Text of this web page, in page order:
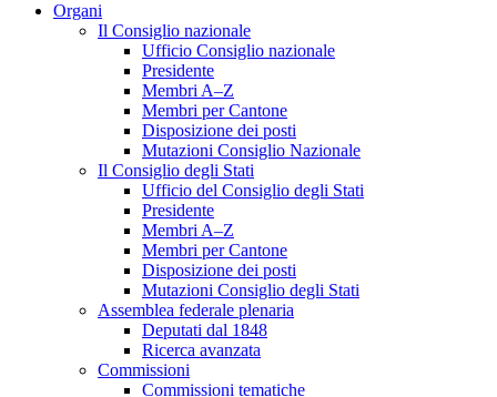
Organi
Il Consiglio nazionale
Ufficio Consiglio nazionale
Presidente
Membri A–Z
Membri per Cantone
Disposizione dei posti
Mutazioni Consiglio Nazionale
Il Consiglio degli Stati
Ufficio del Consiglio degli Stati
Presidente
Membri A–Z
Membri per Cantone
Disposizione dei posti
Mutazioni Consiglio degli Stati
Assemblea federale plenaria
Deputati dal 1848
Ricerca avanzata
Commissioni
Commissioni tematiche